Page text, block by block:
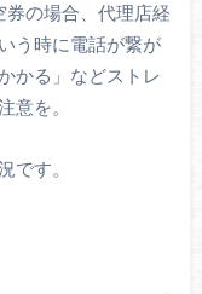
券の場合、代理店経
う時に電話が繋が
かる」などストレ
意を。
です。